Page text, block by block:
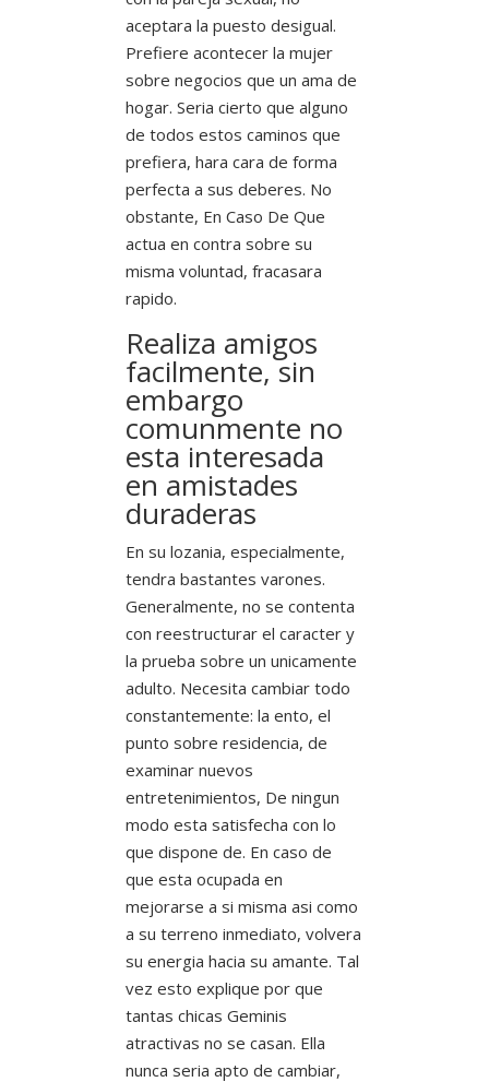
aceptara la puesto desigual.
Prefiere acontecer la mujer
sobre negocios que un ama de
hogar. Seri­a cierto que alguno
de todos estos caminos que
prefiera, hara cara de forma
perfecta a sus deberes. No
obstante, En Caso De Que
actua en contra sobre su
misma voluntad, fracasara
rapido.
Realiza amigos
facilmente, sin
embargo
comunmente no
esta interesada
en amistades
duraderas
En su lozania, especialmente,
tendra bastantes varones.
Generalmente, no se contenta
con reestructurar el caracter y
la prueba sobre un unicamente
adulto. Necesita cambiar todo
constantemente: la ento, el
punto sobre residencia, de
examinar nuevos
entretenimientos, De ningun
modo esta satisfecha con lo
que dispone de. En caso de
que esta ocupada en
mejorarse a si misma asi­ como
a su terreno inmediato, volvera
su energia hacia su amante. Tal
vez esto explique por que
tantas chicas Geminis
atractivas no se casan. Ella
nunca seri­a apto de cambiar,